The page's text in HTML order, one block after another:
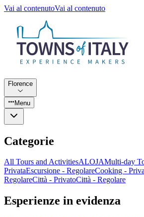
Vai al contenutoVai al contenuto
Florence
Menu
Categorie
All Tours and ActivitiesALOJAMulti-day
PrivataEscursione - RegolareCooking -
RegolareCittà - PrivatoCittà - Regolare
Esperienze in evidenza